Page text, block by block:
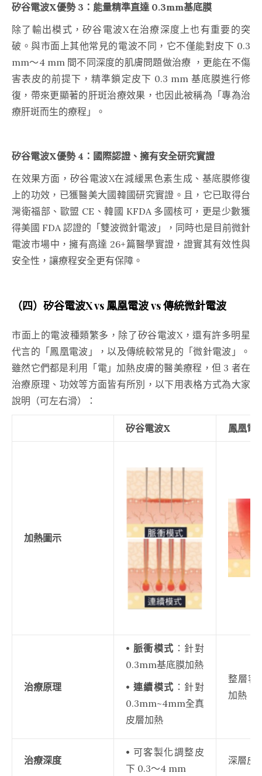
矽谷電波X優勢 3：能量精準直達 0.3mm基底膜
除了輸出模式，矽谷電波X在治療深度上也有重要的突
破。與市面上其他常見的電波不同，它不僅能對皮下 0.3
mm～4 mm 間不同深度的肌膚問題做治療 ，更能在不傷
害表皮的前提下，精準鎖定皮下 0.3 mm 基底膜進行修
復，帶來更顯著的肝斑治療效果，也因此被稱為「專為治
療肝斑而生的療程」。
矽谷電波X優勢 4：國際認證、擁有安全研究實證
在效果方面，矽谷電波X在減緩黑色素生成、基底膜修復
上的功效，已獲醫美大國韓國研究實證 。且，它已取得台
灣衛福部、歐盟 CE、韓國 KFDA 多國核可，更是少數獲
得美國 FDA 認證的「雙波微針電波」，同時也是目前微針
電波市場中，擁有高達 26+篇醫學實證，證實其有效性與
安全性，讓療程安全更有保障。
（四）矽谷電波X vs 鳳凰電波 vs 傳統微針電波
市面上的電波種類繁多，除了矽谷電波X，還有許多明星
代言的「鳳凰電波」，以及傳統較常見的「微針電波」。
雖然它們都是利用「電」加熱皮膚的醫美療程，但 3 者在
治療原理、功效等方面皆有所別，以下用表格方式為大家
說明（可左右滑）：
矽谷電波X 鳳凰電
加熱圖示
治療原理
• 脈衝模式 ：針對
0.3mm基底膜加熱
• 連續模式 ：針對
0.3mm~4mm全真
皮層加熱
整層容
加熱
治療深度
• 可客製化調整皮
下 0.3～4 mm
深層皮